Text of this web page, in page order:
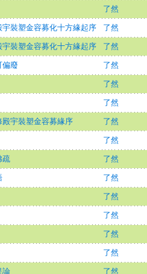
了然
裝塑金容募化十方緣起序 了然
裝塑金容募化十方緣起序 了然
偏廢 了然
了然
了然
宇裝塑金容募緣序 了然
了然
疏 了然
了然
了然
了然
了然
了然
論 了然